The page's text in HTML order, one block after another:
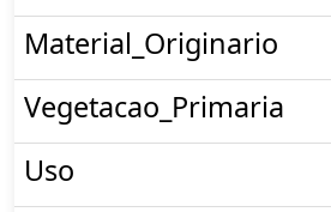
Material_Originario
Vegetacao_Primaria
Uso